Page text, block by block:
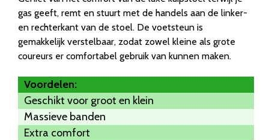
gas geeft, remt en stuurt met de handels aan de linker-
en rechterkant van de stoel. De voetsteun is
gemakkelijk verstelbaar, zodat zowel kleine als grote
coureurs er comfortabel gebruik van kunnen maken.
Voordelen:
Geschikt voor groot en klein
Massieve banden
Extra comfort